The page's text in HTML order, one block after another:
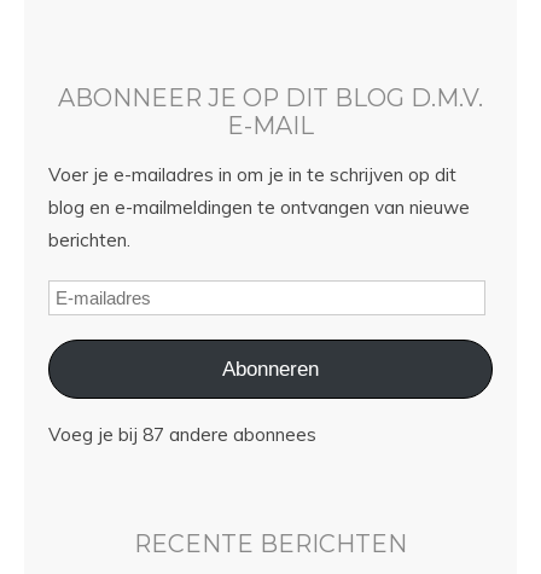
ABONNEER JE OP DIT BLOG D.M.V.
E-MAIL
Voer je e-mailadres in om je in te schrijven op dit
blog en e-mailmeldingen te ontvangen van nieuwe
berichten.
Abonneren
Voeg je bij 87 andere abonnees
RECENTE BERICHTEN